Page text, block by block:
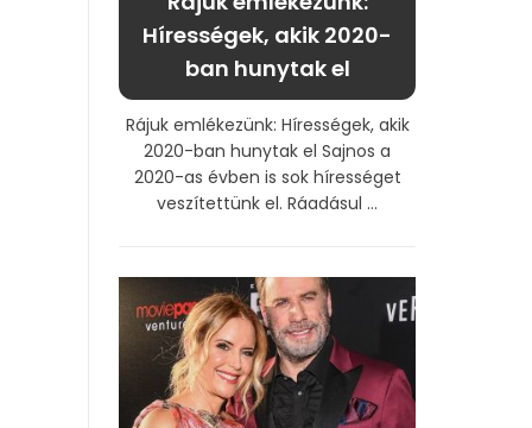
Hírességek, akik 2020-
ban hunytak el
Rájuk emlékezünk: Hírességek, akik
2020-ban hunytak el Sajnos a
2020-as évben is sok hírességet
veszítettünk el. Ráadásul ...